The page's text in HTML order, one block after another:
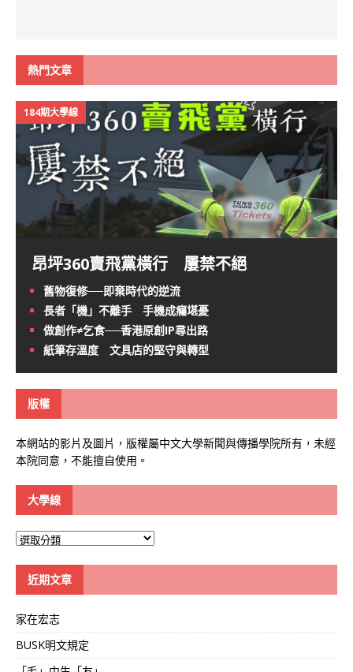
熱門文章
184期大學線
昂坪360賣飛黨橫行 屢禁不絕
舊物復修──即棄時代的逆流
長者「機」不離手 手機成癮堪憂
做創作≠乞食──香港原創IP尋出路
紙筆存溫度 文具店的堅守與轉型
版權
本網站的影片及圖片，版權屬中文大學新聞與傳播學院所有，未經
本院同意，不能擅自使用。
大學線
大
近期文章
家在宏志
BUSK明文規定